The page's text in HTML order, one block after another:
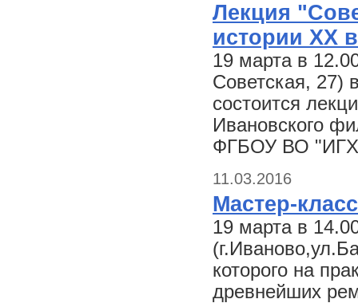
Лекция
истории XX
19 марта в
Советская, 27)
состоится
Ивановского
ФГБОУ ВО
11.03.2016
Мастер-
19 марта в
которого на
древнейших